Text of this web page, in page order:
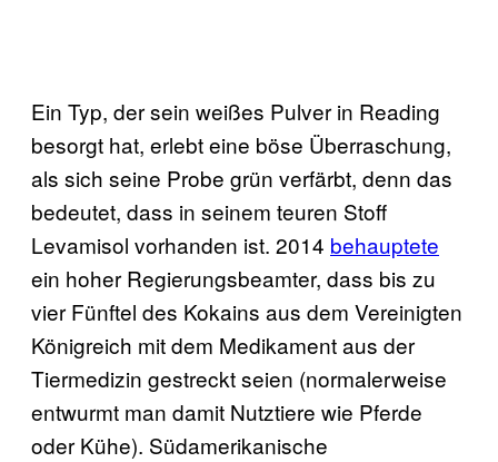
Ein Typ, der sein weißes Pulver in Reading
besorgt hat, erlebt eine böse Überraschung,
als sich seine Probe grün verfärbt, denn das
bedeutet, dass in seinem teuren Stoff
Levamisol vorhanden ist. 2014 behauptete
ein hoher Regierungsbeamter, dass bis zu
vier Fünftel des Kokains aus dem Vereinigten
Königreich mit dem Medikament aus der
Tiermedizin gestreckt seien (normalerweise
entwurmt man damit Nutztiere wie Pferde
oder Kühe). Südamerikanische